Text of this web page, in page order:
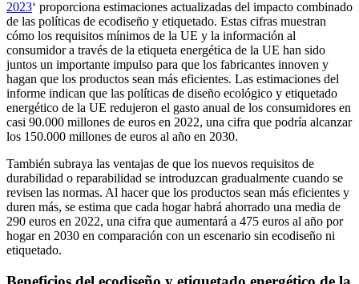
2023‘ proporciona estimaciones actualizadas del impacto combinado
de las políticas de ecodiseño y etiquetado. Estas cifras muestran
cómo los requisitos mínimos de la UE y la información al
consumidor a través de la etiqueta energética de la UE han sido
juntos un importante impulso para que los fabricantes innoven y
hagan que los productos sean más eficientes. Las estimaciones del
informe indican que las políticas de diseño ecológico y etiquetado
energético de la UE redujeron el gasto anual de los consumidores en
casi 90.000 millones de euros en 2022, una cifra que podría alcanzar
los 150.000 millones de euros al año en 2030.
También subraya las ventajas de que los nuevos requisitos de
durabilidad o reparabilidad se introduzcan gradualmente cuando se
revisen las normas. Al hacer que los productos sean más eficientes y
duren más, se estima que cada hogar habrá ahorrado una media de
290 euros en 2022, una cifra que aumentará a 475 euros al año por
hogar en 2030 en comparación con un escenario sin ecodiseño ni
etiquetado.